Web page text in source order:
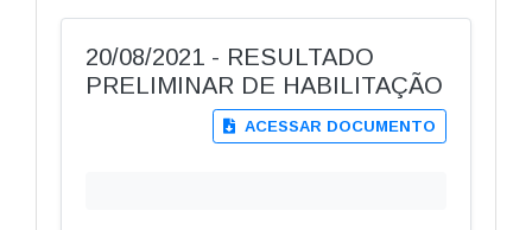
20/08/2021 - RESULTADO
PRELIMINAR DE HABILITAÇÃO
ACESSAR DOCUMENTO